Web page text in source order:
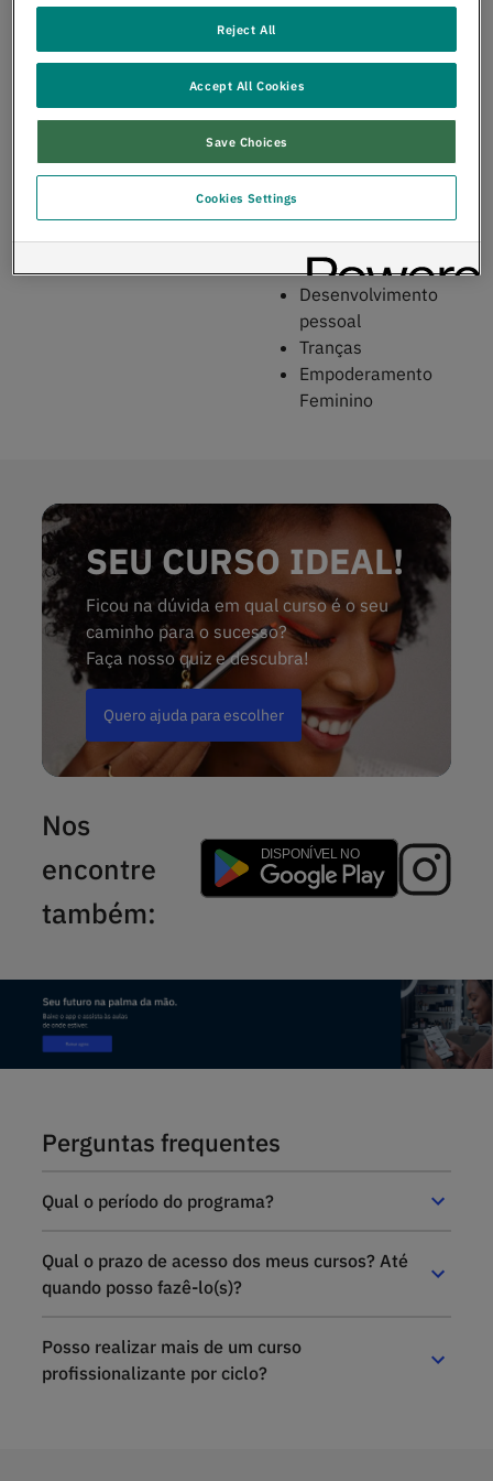
por favor, a sua caixa
de entrada, incluindo a
pasta spam.
Avançada
Manicure e pedicure
Extensões de unhas
Tranças
Empreendedorismo
Cria - Criador de
conteúdo
Desenvolvimento
pessoal
Tranças
Empoderamento
Feminino
SEU CURSO IDEAL!
Ficou na dúvida em qual curso é o seu
caminho para o sucesso?
Faça nosso quiz e descubra!
Quero ajuda para escolher
Nos
encontre
também:
Perguntas frequentes
Qual o período do programa?
Qual o prazo de acesso dos meus cursos? Até
quando posso fazê-lo(s)?
Posso realizar mais de um curso
profissionalizante por ciclo?
Reject All
Accept All Cookies
Save Choices
Cookies Settings